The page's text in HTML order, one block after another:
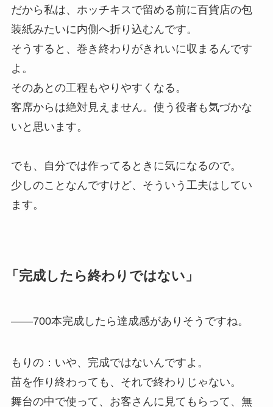
だから私は、ホッチキスで留める前に百貨店の包
装紙みたいに内側へ折り込むんです。
そうすると、巻き終わりがきれいに収まるんです
よ。
そのあとの工程もやりやすくなる。
客席からは絶対見えません。使う役者も気づかな
いと思います。
でも、自分では作ってるときに気になるので。
少しのことなんですけど、そういう工夫はしてい
ます。
「完成したら終わりではない」
——700本完成したら達成感がありそうですね。
もりの：いや、完成ではないんですよ。
苗を作り終わっても、それで終わりじゃない。
舞台の中で使って、お客さんに見てもらって、無